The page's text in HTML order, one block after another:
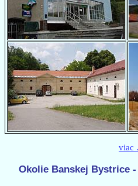
viac
Okolie Banskej Bystrice